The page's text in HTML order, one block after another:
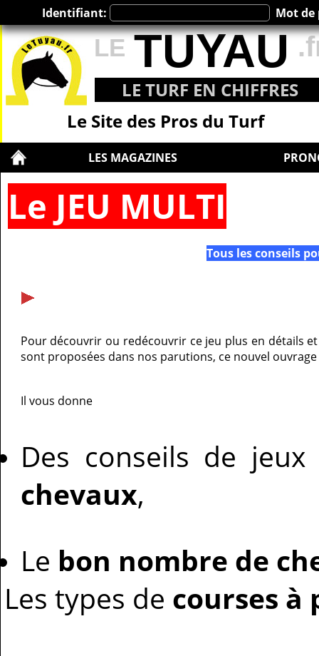
Identifiant: Mot de
LE TUYAU
LE TURF EN CHIFFRES
Le Site des Pros du Turf
LES MAGAZINES
Le JEU MULTI
Tous les conseils
Pour découvrir ou redécouvrir ce jeu plus en détails
sont proposées dans nos parutions, ce nouvel
Il vous donne
Des conseils de
chevaux,
Le bon nombre de
Les types de courses